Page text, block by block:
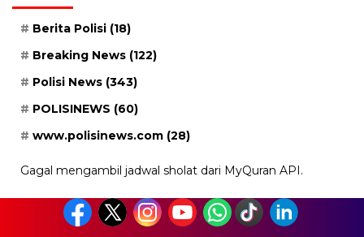
Berita Polisi (18)
Breaking News (122)
Polisi News (343)
POLISINEWS (60)
www.polisinews.com (28)
Gagal mengambil jadwal sholat dari MyQuran API.